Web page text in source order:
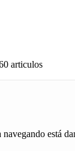
articulos
está